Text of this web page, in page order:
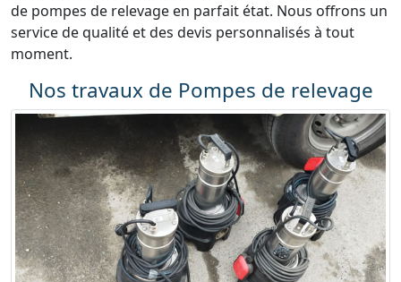
de pompes de relevage en parfait état. Nous offrons un
service de qualité et des devis personnalisés à tout
moment.
Nos travaux de Pompes de relevage